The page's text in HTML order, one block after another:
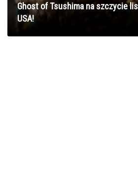
Ghost of Tsushima na szczycie
USA!